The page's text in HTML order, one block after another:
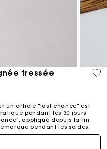
tressée
un article "last chance" est
pendant les 30 jours
appliqué depuis la fin
pendant les soldes.​